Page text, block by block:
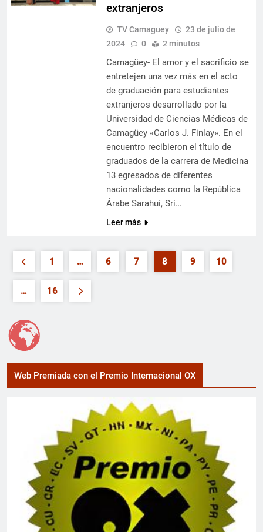
extranjeros
TV Camaguey
23 de julio de
2024
0 2 minutos
Camagüey- El amor y el sacrificio se
entretejen una vez más en el acto
de graduación para estudiantes
extranjeros desarrollado por la
Universidad de Ciencias Médicas de
Camagüey «Carlos J. Finlay». En el
encuentro recibieron el título de
graduados de la carrera de Medicina
13 egresados de diferentes
nacionalidades como la República
Árabe Sarahuí, Sri…
Leer más
1 … 6 7 8 9 10
… 16
Web Premiada con el Premio Internacional OX